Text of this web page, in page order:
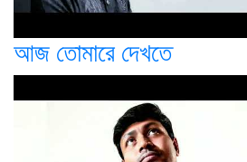
আজ তোমারে দেখতে